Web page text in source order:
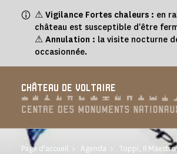
⚠ Vigilance Fortes chaleurs : en
château est susceptible d'être
⚠ Annulation : la visite nocturne
occasionnée.
CHÂTEAU DE VOLTAIRE
Page d'accueil Agenda Toppi, Il Maestro